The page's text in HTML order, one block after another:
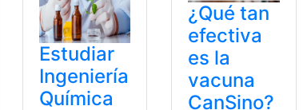
Estudiar
Ingeniería
Química
¿Qué tan
efectiva
es la
vacuna
CanSino?